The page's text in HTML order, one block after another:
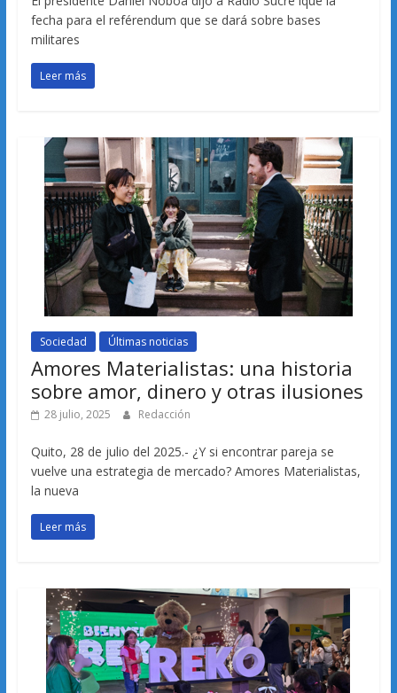
fecha para el reférendum que se dará sobre bases
militares
Leer más
Sociedad Últimas noticias
Amores Materialistas: una historia
sobre amor, dinero y otras ilusiones
28 julio, 2025 Redacción
Quito, 28 de julio del 2025.- ¿Y si encontrar pareja se
vuelve una estrategia de mercado? Amores Materialistas,
la nueva
Leer más